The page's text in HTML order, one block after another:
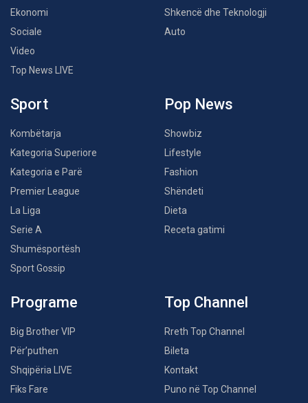
Ekonomi
Sociale
Video
Top News LIVE
Shkencë dhe Teknologji
Auto
Sport
Kombëtarja
Kategoria Superiore
Kategoria e Parë
Premier League
La Liga
Serie A
Shumësportësh
Sport Gossip
Pop News
Showbiz
Lifestyle
Fashion
Shëndeti
Dieta
Receta gatimi
Programe
Big Brother VIP
Për’puthen
Shqipëria LIVE
Fiks Fare
Top Channel
Rreth Top Channel
Bileta
Kontakt
Puno në Top Channel